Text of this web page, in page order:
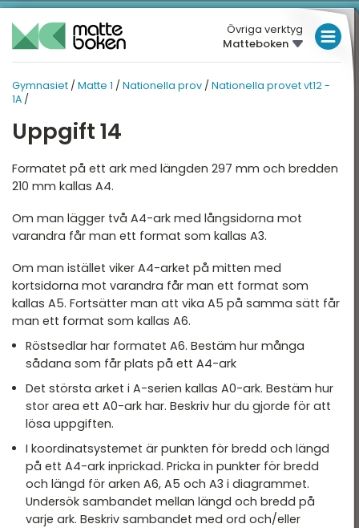
Övriga verktyg
Matteboken
Gymnasiet / Matte 1 / Nationella prov / Nationella provet vt12 -
1A /
Uppgift 14
Formatet på ett ark med längden 297 mm och bredden
210 mm kallas A4.
Om man lägger två A4-ark med långsidorna mot
varandra får man ett format som kallas A3.
Om man istället viker A4-arket på mitten med
kortsidorna mot varandra får man ett format som
kallas A5. Fortsätter man att vika A5 på samma sätt får
man ett format som kallas A6.
Röstsedlar har formatet A6. Bestäm hur många
sådana som får plats på ett A4-ark
Det största arket i A-serien kallas A0-ark. Bestäm hur
stor area ett A0-ark har. Beskriv hur du gjorde för att
lösa uppgiften.
I koordinatsystemet är punkten för bredd och längd
på ett A4-ark inprickad. Pricka in punkter för bredd
och längd för arken A6, A5 och A3 i diagrammet.
Undersök sambandet mellan längd och bredd på
varje ark. Beskriv sambandet med ord och/eller
LÅGSTADIET
MELLANSTADIET
GYMNASIET
GYMNASIET
1
och sannolikhet
prov
MATTE 1
1A
Nationella provet vt12 -
Nationella provet vt12 -
1C
DIGITALA VERKTYG
MATTE PÅ LÄTT SV
KUL MED MATTE